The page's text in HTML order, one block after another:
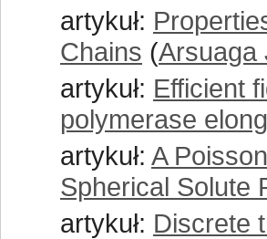
artykuł:
Chains (Arsuaga
artykuł: Efficient
polymerase
artykuł: A
Spherical Solute
artykuł: Discrete